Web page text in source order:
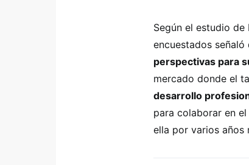
Según el estudio
encuestados señaló
perspectivas para
mercado donde el
desarrollo
para colaborar en
ella por varios años